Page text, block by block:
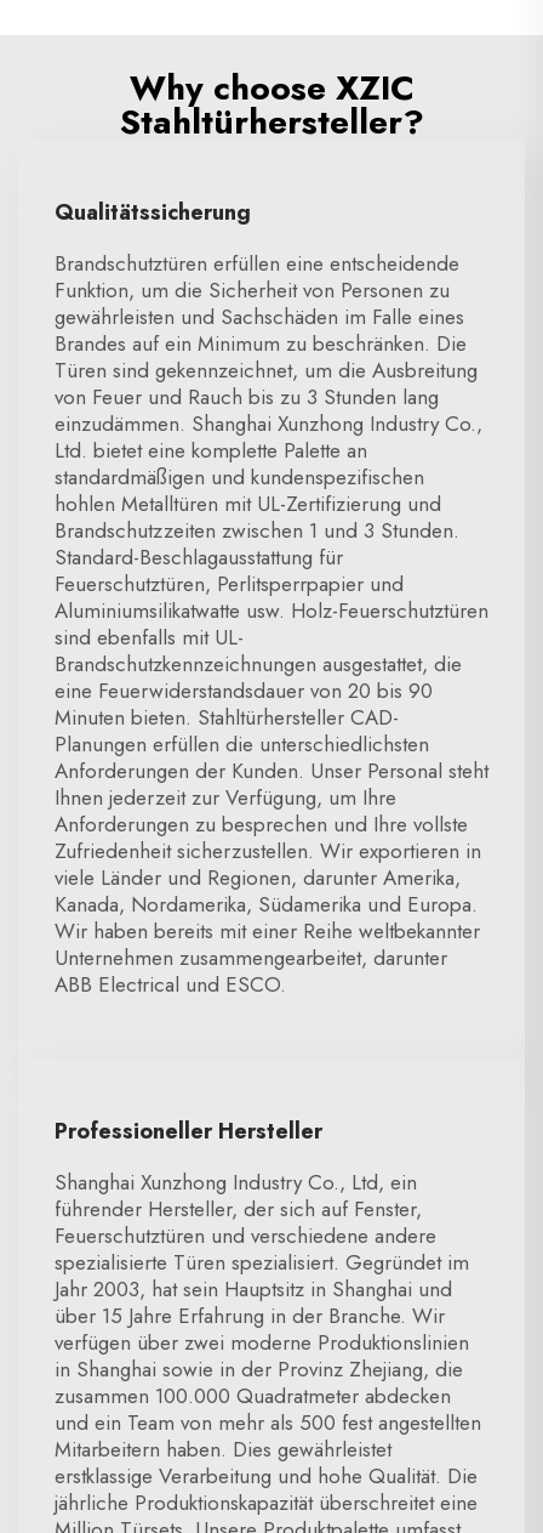
Why choose XZIC
Stahltürhersteller?
Qualitätssicherung
Brandschutztüren erfüllen eine entscheidende
Funktion, um die Sicherheit von Personen zu
gewährleisten und Sachschäden im Falle eines
Brandes auf ein Minimum zu beschränken. Die
Türen sind gekennzeichnet, um die Ausbreitung
von Feuer und Rauch bis zu 3 Stunden lang
einzudämmen. Shanghai Xunzhong Industry Co.,
Ltd. bietet eine komplette Palette an
standardmäßigen und kundenspezifischen
hohlen Metalltüren mit UL-Zertifizierung und
Brandschutzzeiten zwischen 1 und 3 Stunden.
Standard-Beschlagausstattung für
Feuerschutztüren, Perlitsperrpapier und
Aluminiumsilikatwatte usw. Holz-Feuerschutztüren
sind ebenfalls mit UL-
Brandschutzkennzeichnungen ausgestattet, die
eine Feuerwiderstandsdauer von 20 bis 90
Minuten bieten. Stahltürhersteller CAD-
Planungen erfüllen die unterschiedlichsten
Anforderungen der Kunden. Unser Personal steht
Ihnen jederzeit zur Verfügung, um Ihre
Anforderungen zu besprechen und Ihre vollste
Zufriedenheit sicherzustellen. Wir exportieren in
viele Länder und Regionen, darunter Amerika,
Kanada, Nordamerika, Südamerika und Europa.
Wir haben bereits mit einer Reihe weltbekannter
Unternehmen zusammengearbeitet, darunter
ABB Electrical und ESCO.
Professioneller Hersteller
Shanghai Xunzhong Industry Co., Ltd, ein
führender Hersteller, der sich auf Fenster,
Feuerschutztüren und verschiedene andere
spezialisierte Türen spezialisiert. Gegründet im
Jahr 2003, hat sein Hauptsitz in Shanghai und
über 15 Jahre Erfahrung in der Branche. Wir
verfügen über zwei moderne Produktionslinien
in Shanghai sowie in der Provinz Zhejiang, die
zusammen 100.000 Quadratmeter abdecken
und ein Team von mehr als 500 fest angestellten
Mitarbeitern haben. Dies gewährleistet
erstklassige Verarbeitung und hohe Qualität. Die
jährliche Produktionskapazität überschreitet eine